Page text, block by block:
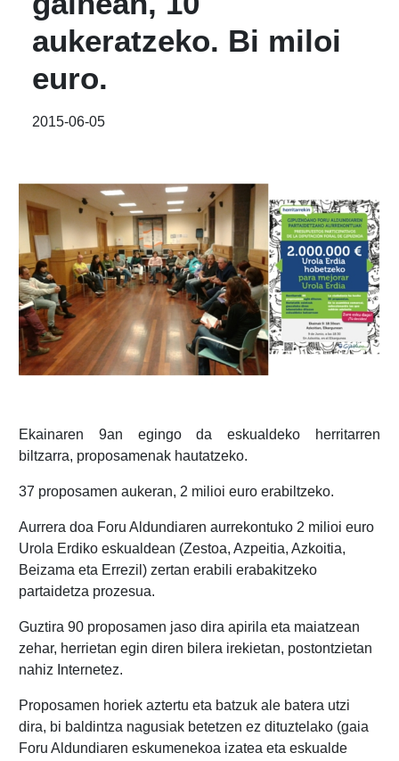
aukeratzeko. Bi miloi
euro.
2015-06-05
Ekainaren 9an egingo da eskualdeko herritarren
biltzarra, proposamenak hautatzeko.
37 proposamen aukeran, 2 milioi euro erabiltzeko.
Aurrera doa Foru Aldundiaren aurrekontuko 2 milioi euro
Urola Erdiko eskualdean (Zestoa, Azpeitia, Azkoitia,
Beizama eta Errezil) zertan erabili erabakitzeko
partaidetza prozesua.
Guztira 90 proposamen jaso dira apirila eta maiatzean
zehar, herrietan egin diren bilera irekietan, postontzietan
nahiz Internetez.
Proposamen horiek aztertu eta batzuk ale batera utzi
dira, bi baldintza nagusiak betetzen ez dituztelako (gaia
Foru Aldundiaren eskumenekoa izatea eta eskualde